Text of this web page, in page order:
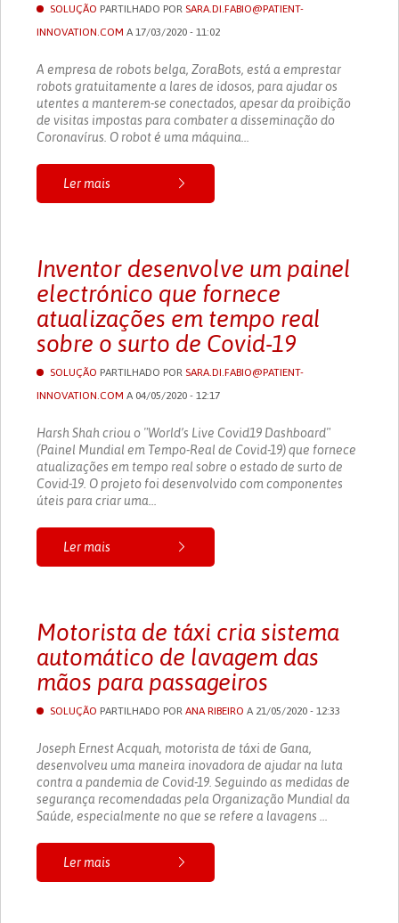
SOLUÇÃO PARTILHADO POR SARA.DI.FABIO@PATIENT-
INNOVATION.COM A 17/03/2020 - 11:02
A empresa de robots belga, ZoraBots, está a emprestar
robots gratuitamente a lares de idosos, para ajudar os
utentes a manterem-se conectados, apesar da proibição
de visitas impostas para combater a disseminação do
Coronavírus. O robot é uma máquina...
Ler mais
Inventor desenvolve um painel
electrónico que fornece
atualizações em tempo real
sobre o surto de Covid-19
SOLUÇÃO PARTILHADO POR SARA.DI.FABIO@PATIENT-
INNOVATION.COM A 04/05/2020 - 12:17
Harsh Shah criou o "World’s Live Covid19 Dashboard"
(Painel Mundial em Tempo-Real de Covid-19) que fornece
atualizações em tempo real sobre o estado de surto de
Covid-19. O projeto foi desenvolvido com componentes
úteis para criar uma...
Ler mais
Motorista de táxi cria sistema
automático de lavagem das
mãos para passageiros
SOLUÇÃO PARTILHADO POR ANA RIBEIRO A 21/05/2020 - 12:33
Joseph Ernest Acquah, motorista de táxi de Gana,
desenvolveu uma maneira inovadora de ajudar na luta
contra a pandemia de Covid-19. Seguindo as medidas de
segurança recomendadas pela Organização Mundial da
Saúde, especialmente no que se refere a lavagens ...
Ler mais